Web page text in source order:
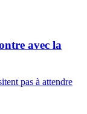
avec la
pas à attendre